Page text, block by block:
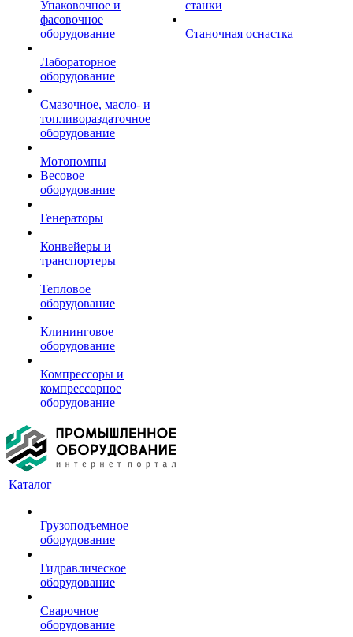
Упаковочное и
фасовочное
оборудование
Лабораторное
оборудование
Смазочное, масло- и
топливораздаточное
оборудование
Мотопомпы
Весовое
оборудование
Генераторы
Конвейеры и
транспортеры
Тепловое
оборудование
Клининговое
оборудование
Компрессоры и
компрессорное
оборудование
станки
Станочная оснастка
Каталог
Грузоподъемное
оборудование
Гидравлическое
оборудование
Сварочное
оборудование